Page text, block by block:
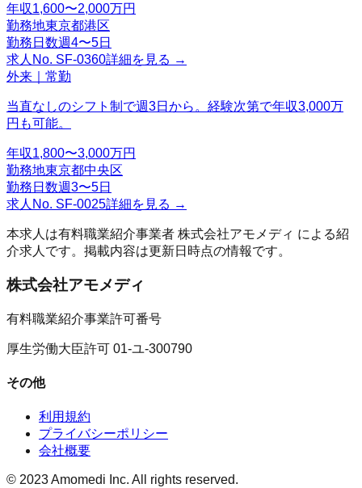
年収1,600〜2,000万円
勤務地東京都港区
勤務日数週4〜5日
求人No. SF-0360詳細を見る →
外来｜常勤
当直なしのシフト制で週3日から。経験次第で年収3,000万
円も可能。
年収1,800〜3,000万円
勤務地東京都中央区
勤務日数週3〜5日
求人No. SF-0025詳細を見る →
本求人は有料職業紹介事業者 株式会社アモメディ による紹
介求人です。掲載内容は更新日時点の情報です。
株式会社アモメディ
有料職業紹介事業許可番号
厚生労働大臣許可 01-ユ-300790
その他
利用規約
プライバシーポリシー
会社概要
© 2023 Amomedi Inc. All rights reserved.